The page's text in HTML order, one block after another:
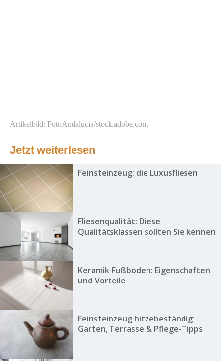
Artikelbild: FotoAndalucia/stock.adobe.com
Jetzt weiterlesen
Feinsteinzeug: die Luxusfliesen
Fliesenqualität: Diese
Qualitätsklassen sollten Sie kennen
Keramik-Fußboden: Eigenschaften
und Vorteile
Feinsteinzeug hitzebeständig:
Garten, Terrasse & Pflege-Tipps